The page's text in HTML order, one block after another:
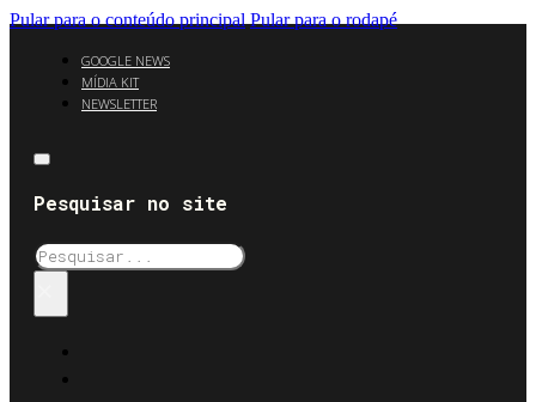
Pular para o conteúdo principal Pular para o rodapé
GOOGLE NEWS
MÍDIA KIT
NEWSLETTER
Pesquisar no site
Pesquisar